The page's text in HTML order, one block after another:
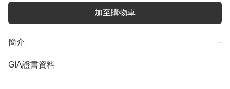
加至購物車
簡介 −
GIA證書資料